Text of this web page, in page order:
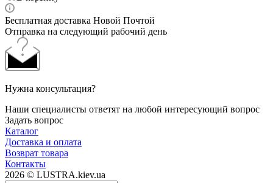
Бесплатная доставка Новой Почтой
Отправка на следующий рабочий день
Нужна консультация?
Наши специалисты ответят на любой интересующий вопрос
Задать вопрос
Каталог
Доставка и оплата
Возврат товара
Контакты
2026 © LUSTRA.kiev.ua